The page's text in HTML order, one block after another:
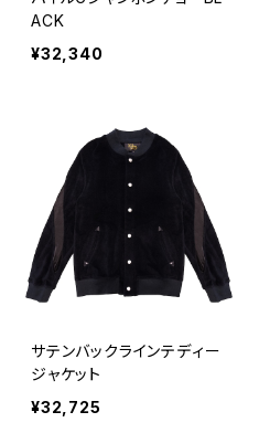
ACK
¥32,340
サテンバックラインテディー
ジャケット
¥32,725